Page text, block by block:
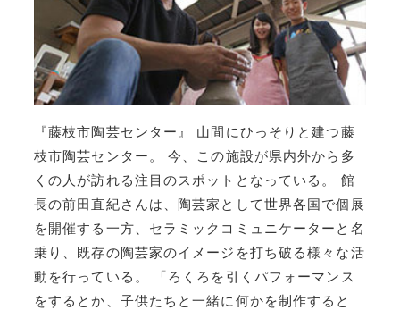
『藤枝市陶芸センター』 山間にひっそりと建つ藤
枝市陶芸センター。 今、この施設が県内外から多
くの人が訪れる注目のスポットとなっている。 館
長の前田直紀さんは、陶芸家として世界各国で個展
を開催する一方、セラミックコミュニケーターと名
乗り、既存の陶芸家のイメージを打ち破る様々な活
動を行っている。 「ろくろを引くパフォーマンス
をするとか、子供たちと一緒に何かを制作すると